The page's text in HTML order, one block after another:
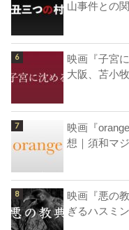
山事件との
映画『子宮
大阪、苫小
映画『
想｜須和マ
映画『悪の
ぎるハスミ